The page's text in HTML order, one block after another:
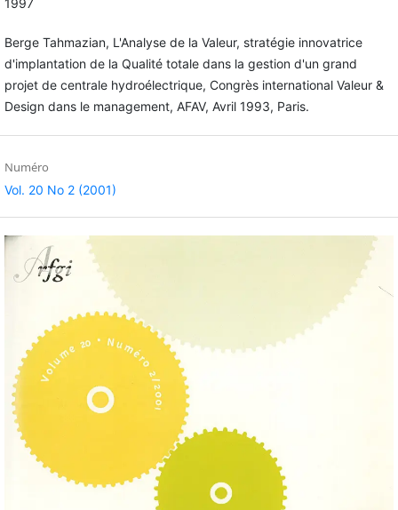
1997
Berge Tahmazian, L'Analyse de la Valeur, stratégie innovatrice
d'implantation de la Qualité totale dans la gestion d'un grand
projet de centrale hydroélectrique, Congrès international Valeur &
Design dans le management, AFAV, Avril 1993, Paris.
Numéro
Vol. 20 No 2 (2001)